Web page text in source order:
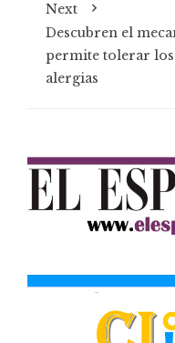
Next
Descubren el
permite tolerar
alergias